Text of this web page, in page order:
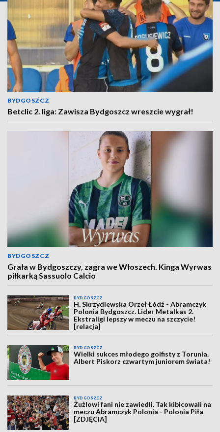
BYDGOSZCZ
Betclic 2. liga: Zawisza Bydgoszcz wreszcie wygrał!
BYDGOSZCZ
Grała w Bydgoszczy, zagra we Włoszech. Kinga Wyrwas
piłkarką Sassuolo Calcio
BYDGOSZCZ
H. Skrzydlewska Orzeł Łódź - Abramczyk
Polonia Bydgoszcz. Lider Metalkas 2.
Ekstraligi lepszy w meczu na szczycie!
[relacja]
BYDGOSZCZ
Wielki sukces młodego golfisty z Torunia.
Albert Piskorz czwartym juniorem świata!
BYDGOSZCZ
Żużlowi fani nie zawiedli. Tak kibicowali na
meczu Abramczyk Polonia - Polonia Piła
[ZDJĘCIA]